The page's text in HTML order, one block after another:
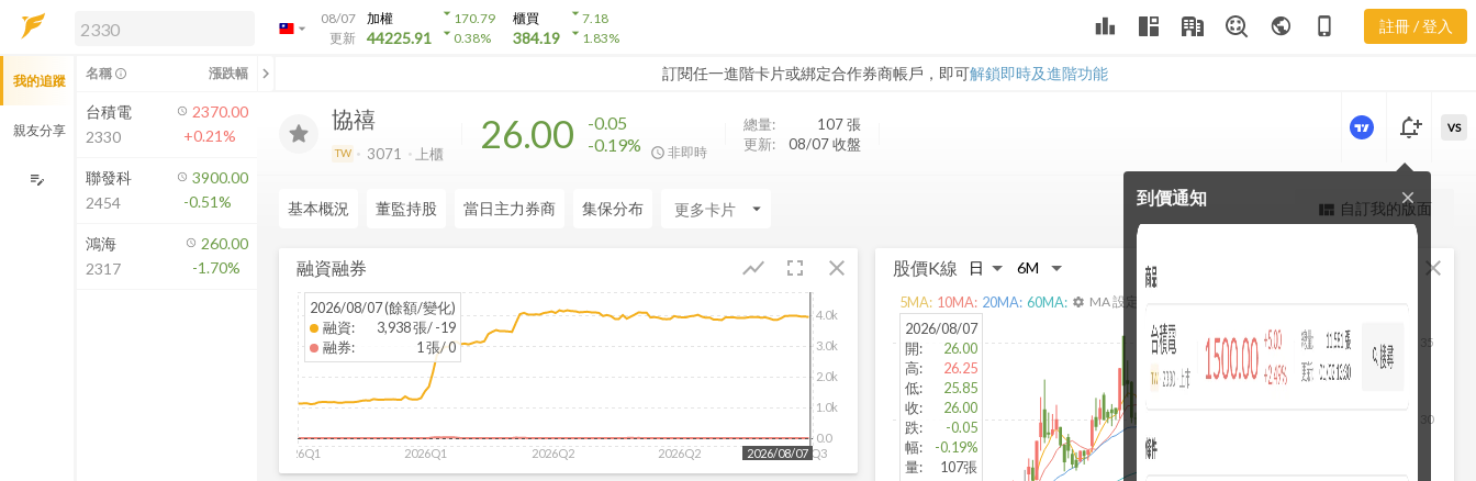
arrow_drop_down
08/07
更新
加權
44225.91
arrow_drop_down170.79
arrow_drop_down0.38%
櫃買
384.19
arrow_drop_down7.18
arrow_drop_down1.83% leaderboard public phone_iphone 註冊 / 登入
訂閱任一進階卡片或綁定合作券商帳戶，即可解鎖即時及進階功能
解鎖即時行情及進階功能
方案」，即可解鎖以下功能：
即時行情
即時市況與排行
成交金額熱力圖
前往方案訂閱
如何綁定合作券商
券
協禧
TW 3071 上櫃 26.00
-0.05
-0.19%
非即時
總量: 107張
更新:
08/07 收盤
更強大的進階價量圖表
notification_add
到價通知 close
VS
基本概況 董監持股 當日主力券商 集保分布 arrow_drop_down view_quilt 自訂我的版面
融資融券 fullscreen close
show_chart
2026Q1 2026Q1 2026Q2 2026Q2 2026Q3
0.0
1.0k
2.0k
3.0k
4.0k
2026/08/07
2026/08/07 (餘額/變化)
融資:
3,938 張/ -19
融券: 1 張/ 0
股價K線 close
30
35
2026/08/07
開:
26.00
高:
26.25
低:
25.85
收:
26.00
跌:
-0.05
幅:
-0.19%
量: 107張
5MA: 10MA: 20MA: 60MA: settings MA 設定
我的追蹤
親友分享
edit_note
名稱 info_outline 漲跌幅 chevron_left
台積電
2330
2370.00
+0.21%
聯發科
2454
3900.00
-0.51%
鴻海
2317
260.00
-1.70%